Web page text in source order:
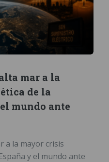
mar a la
de la
mundo ante
a la mayor crisis
y el mundo ante